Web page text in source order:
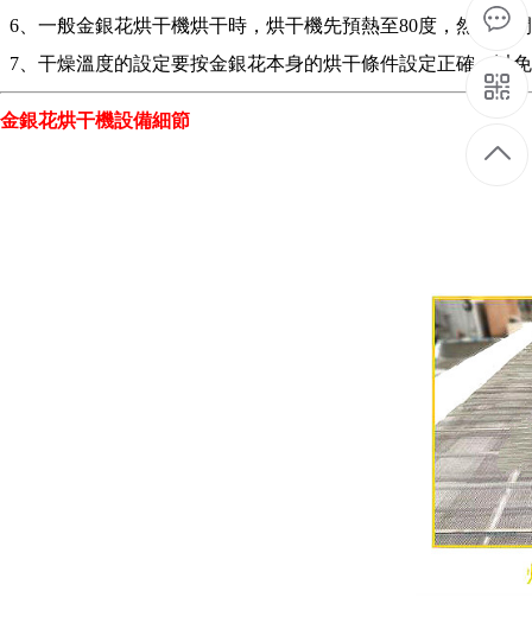
6、一般金銀花烘干機烘干時，烘干機先預熱至80度，然后關
7、干燥溫度的設定要按金銀花本身的烘干條件設定正確，以
金銀花烘干機設備細節